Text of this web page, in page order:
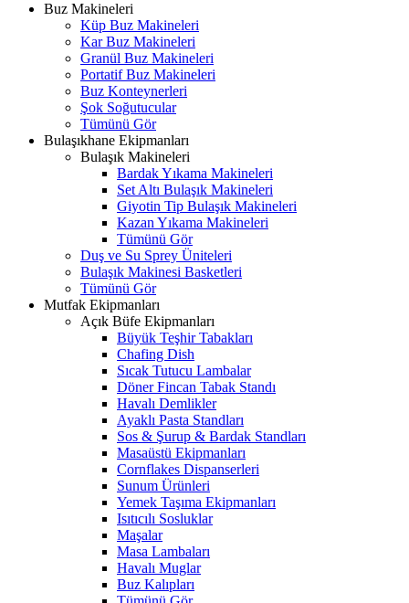
Buz Makineleri
Küp Buz Makineleri
Kar Buz Makineleri
Granül Buz Makineleri
Portatif Buz Makineleri
Buz Konteynerleri
Şok Soğutucular
Tümünü Gör
Bulaşıkhane Ekipmanları
Bulaşık Makineleri
Bardak Yıkama Makineleri
Set Altı Bulaşık Makineleri
Giyotin Tip Bulaşık Makineleri
Kazan Yıkama Makineleri
Tümünü Gör
Duş ve Su Sprey Üniteleri
Bulaşık Makinesi Basketleri
Tümünü Gör
Mutfak Ekipmanları
Açık Büfe Ekipmanları
Büyük Teşhir Tabakları
Chafing Dish
Sıcak Tutucu Lambalar
Döner Fincan Tabak Standı
Havalı Demlikler
Ayaklı Pasta Standları
Sos & Şurup & Bardak Standları
Masaüstü Ekipmanları
Cornflakes Dispanserleri
Sunum Ürünleri
Yemek Taşıma Ekipmanları
Isıtıcılı Sosluklar
Maşalar
Masa Lambaları
Havalı Muglar
Buz Kalıpları